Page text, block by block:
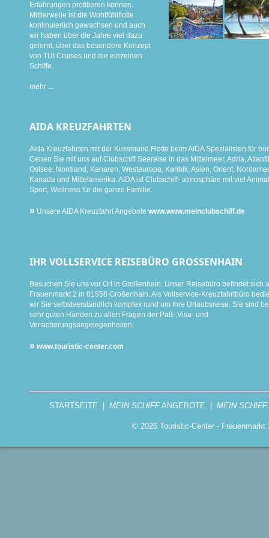
Erfahrungen profitieren können.
Mittlerweile ist die Wohlfühlflotte
kontinuierlich gewachsen und auch
wir haben über die Jahre viel dazu
gelernt, über das besondere Konzept
von TUI Cruises und die einzelnen
Schiffe.
mehr ...
AIDA KREUZFAHRTEN
Aida Kreuzfahrten mit der Kussmund Flotte beim AIDA Spezialisten für
Gehen Sie mit uns auf Clubschiff Seereise in das Mittelmeer, Adria,
Ostsee, Nordland, Kanaren, Westeuropa, Karibik, Asien, Orient,
Kanada und Mittelamerika. AIDA ist Clubschiff- atmosphäre mit viel
Sport, Wellness für die ganze Familie.
» Unsere AIDA Kreuzfahrt Angebote www.www.meinclubschiff.de
IHR VOLLSERVICE REISEBÜRO GROSSENHAIN
Besuchen Sie uns vor Ort in Großenhain. Unser Reisebüro befindet sich
Frauenmarkt 2 in 01558 Großenhain. Als Vollservice-Kreuzfahrtbüro
wir Sie selbstverständlich komplex rund um Ihre Urlaubsreise. Sie sind
sehr guten Händen zu allen Fragen der Paß-,Visa- und
Versicherungsangelegenheiten.
» www.touristic-center.com
STARTSEITE MEIN SCHIFFANGEBOTE MEIN SCHIFF
© 2026 Touristic-Center -